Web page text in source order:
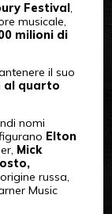
Festival ,
musicale,
milioni di
il suo
al quarto
nomi
Elton
Mick
russa,
Music